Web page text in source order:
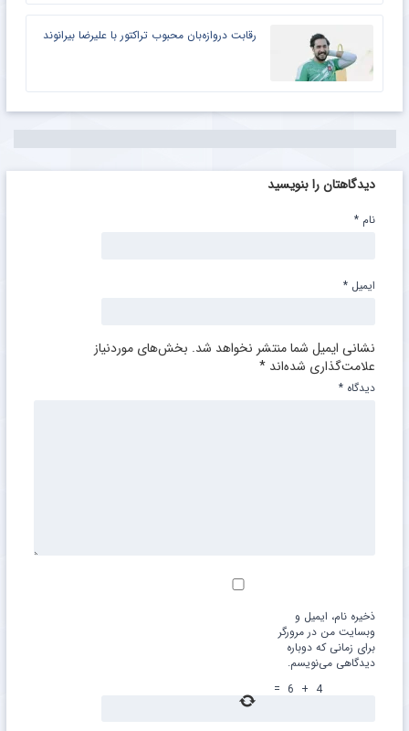
رقابت دروازه‌بان محبوب تراکتور با علیرضا بیرانوند
دیدگاهتان را بنویسید
نشانی ایمیل شما منتشر نخواهد شد. بخش‌های موردنیاز
علامت‌گذاری شده‌اند *
دیدگاه *
نام *
ایمیل *
ذخیره نام، ایمیل و
وبسایت من در مرورگر
برای زمانی که دوباره
دیدگاهی می‌نویسم.
4
+
6
=